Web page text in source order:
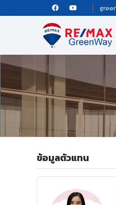
ข้อมูลตัวแทน